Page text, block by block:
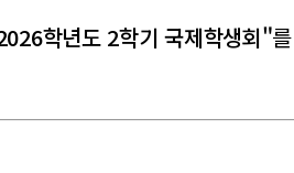
학년도 2학기 국제학생회"